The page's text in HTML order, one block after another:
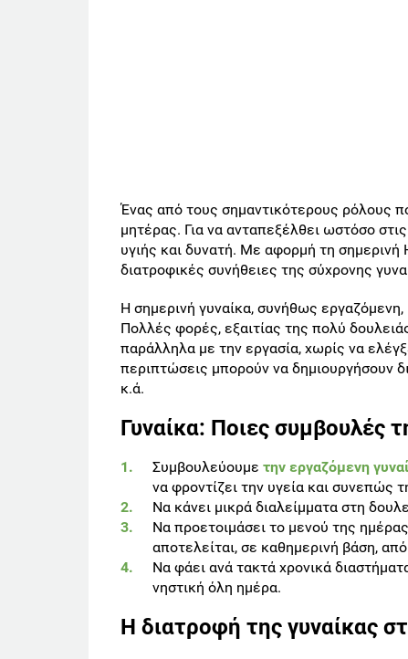
Ένας από τους σημαντικότερους ρόλους
μητέρας. Για να ανταπεξέλθει ωστόσο
υγιής και δυνατή. Με αφορμή τη σημερινή
διατροφικές συνήθειες της σύχρονης
Η σημερινή γυναίκα, συνήθως
Πολλές φορές, εξαιτίας της πολύ
παράλληλα με την εργασία, χωρίς να
περιπτώσεις μπορούν να δημιουργήσουν
κ.ά.
Γυναίκα: Ποιες συμβουλές
Συμβουλεύουμε την εργαζόμενη
να φροντίζει την υγεία και συνεπώς
Να κάνει μικρά διαλείμματα στη
Να προετοιμάσει το μενού της
αποτελείται, σε καθημερινή βάση,
Να φάει ανά τακτά χρονικά
νηστική όλη ημέρα.
Η διατροφή της γυναίκας